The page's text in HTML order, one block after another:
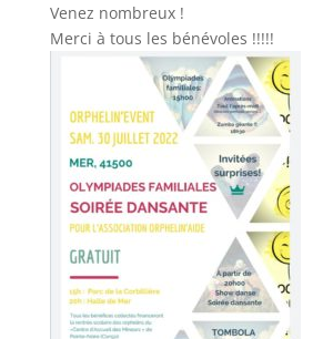
Venez nombreux !
Merci à tous les bénévoles !!!!!